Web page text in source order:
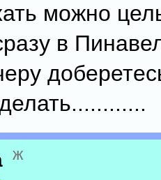
можно
в
ж